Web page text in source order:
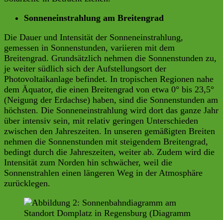
Sonneneinstrahlung am Breitengrad
Die Dauer und Intensität der Sonneneinstrahlung,
gemessen in Sonnenstunden, variieren mit dem
Breitengrad. Grundsätzlich nehmen die Sonnenstunden zu,
je weiter südlich sich der Aufstellungsort der
Photovoltaikanlage befindet. In tropischen Regionen nahe
dem Äquator, die einen Breitengrad von etwa 0° bis 23,5°
(Neigung der Erdachse) haben, sind die Sonnenstunden am
höchsten. Die Sonneneinstrahlung wird dort das ganze Jahr
über intensiv sein, mit relativ geringen Unterschieden
zwischen den Jahreszeiten. In unseren gemäßigten Breiten
nehmen die Sonnenstunden mit steigendem Breitengrad,
bedingt durch die Jahreszeiten, weiter ab. Zudem wird die
Intensität zum Norden hin schwächer, weil die
Sonnenstrahlen einen längeren Weg in der Atmosphäre
zurücklegen.